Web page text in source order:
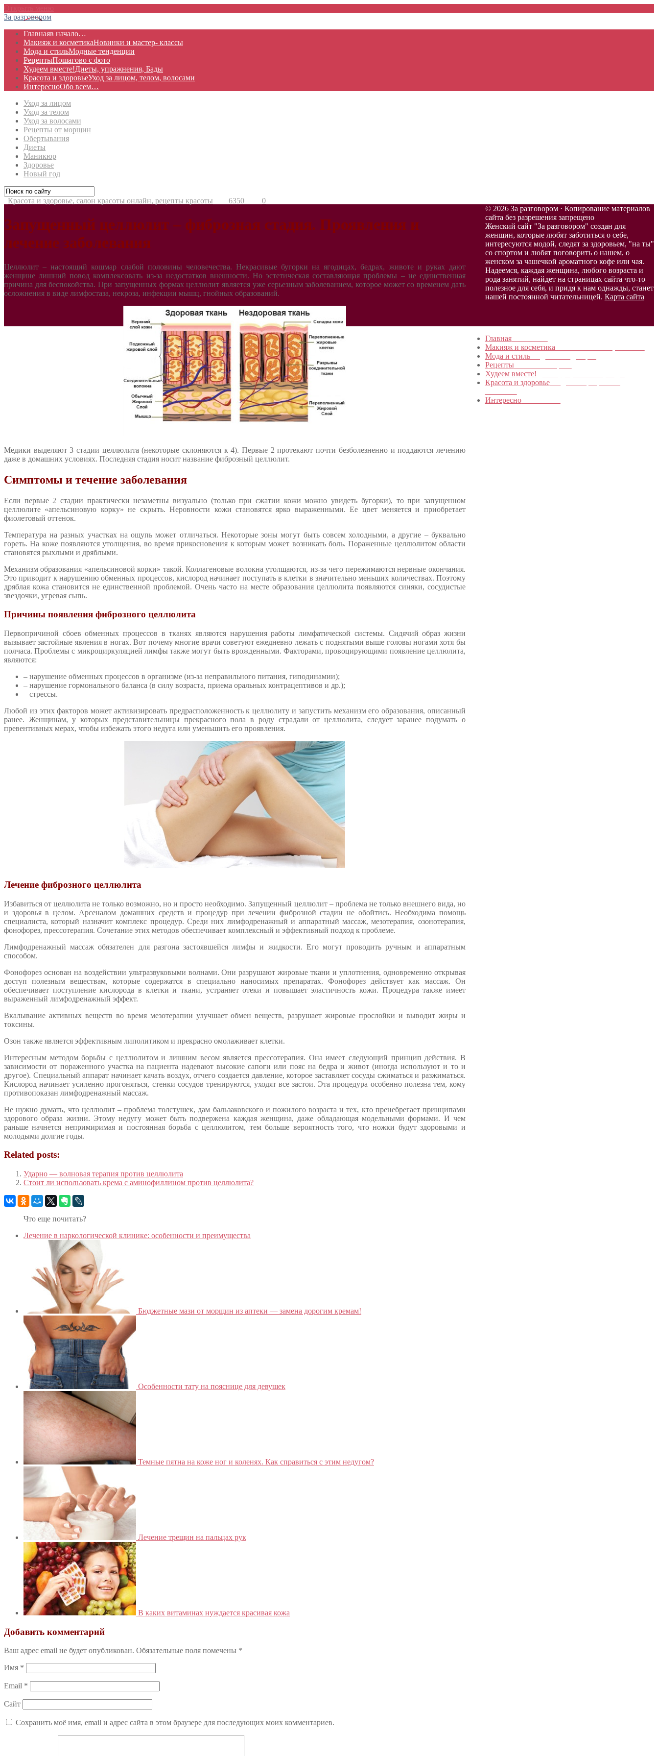
За разговором
Главнаяв начало…
Макияж и косметикаНовинки и мастер- классы
Мода и стильМодные тенденции
РецептыПошагово с фото
Худеем вместе!Диеты, упражнения, Бады
Красота и здоровьеУход за лицом, телом, волосами
ИнтересноОбо всем…
Уход за лицом
Уход за телом
Уход за волосами
Рецепты от морщин
Обертывания
Диеты
Маникюр
Здоровье
Новый год
Красота и здоровье, салон красоты онлайн, рецепты красоты 6350 0
Запущенный целлюлит – фиброзная стадия. Проявления и
лечение заболевания
Целлюлит – настоящий кошмар слабой половины человечества. Некрасивые бугорки на ягодицах, бедрах, животе и руках дают
женщине лишний повод комплексовать из-за недостатков внешности. Но эстетическая составляющая проблемы – не единственная
причина для беспокойства. При запущенных формах целлюлит является уже серьезным заболеванием, которое может со временем дать
осложнения в виде лимфостаза, некроза, инфекции мышц, гнойных образований.
Медики выделяют 3 стадии целлюлита (некоторые склоняются к 4). Первые 2 протекают почти безболезненно и поддаются лечению
даже в домашних условиях. Последняя стадия носит название фиброзный целлюлит.
Симптомы и течение заболевания
Если первые 2 стадии практически незаметны визуально (только при сжатии кожи можно увидеть бугорки), то при запущенном
целлюлите «апельсиновую корку» не скрыть. Неровности кожи становятся ярко выраженными. Ее цвет меняется и приобретает
фиолетовый оттенок.
Температура на разных участках на ощупь может отличаться. Некоторые зоны могут быть совсем холодными, а другие – буквально
гореть. На коже появляются утолщения, во время прикосновения к которым может возникать боль. Пораженные целлюлитом области
становятся рыхлыми и дряблыми.
Механизм образования «апельсиновой корки» такой. Коллагеновые волокна утолщаются, из-за чего пережимаются нервные окончания.
Это приводит к нарушению обменных процессов, кислород начинает поступать в клетки в значительно меньших количествах. Поэтому
дряблая кожа становится не единственной проблемой. Очень часто на месте образования целлюлита появляются синяки, сосудистые
звездочки, угревая сыпь.
Причины появления фиброзного целлюлита
Первопричиной сбоев обменных процессов в тканях являются нарушения работы лимфатической системы. Сидячий образ жизни
вызывает застойные явления в ногах. Вот почему многие врачи советуют ежедневно лежать с поднятыми выше головы ногами хотя бы
полчаса. Проблемы с микроциркуляцией лимфы также могут быть врожденными. Факторами, провоцирующими появление целлюлита,
являются:
– нарушение обменных процессов в организме (из-за неправильного питания, гиподинамии);
– нарушение гормонального баланса (в силу возраста, приема оральных контрацептивов и др.);
– стрессы.
Любой из этих факторов может активизировать предрасположенность к целлюлиту и запустить механизм его образования, описанный
ранее. Женщинам, у которых представительницы прекрасного пола в роду страдали от целлюлита, следует заранее подумать о
превентивных мерах, чтобы избежать этого недуга или уменьшить его проявления.
Лечение фиброзного целлюлита
Избавиться от целлюлита не только возможно, но и просто необходимо. Запущенный целлюлит – проблема не только внешнего вида, но
и здоровья в целом. Арсеналом домашних средств и процедур при лечении фиброзной стадии не обойтись. Необходима помощь
специалиста, который назначит комплекс процедур. Среди них лимфодренажный и аппаратный массаж, мезотерапия, озонотерапия,
фонофорез, прессотерапия. Сочетание этих методов обеспечивает комплексный и эффективный подход к проблеме.
Лимфодренажный массаж обязателен для разгона застоявшейся лимфы и жидкости. Его могут проводить ручным и аппаратным
способом.
Фонофорез основан на воздействии ультразвуковыми волнами. Они разрушают жировые ткани и уплотнения, одновременно открывая
доступ полезным веществам, которые содержатся в специально наносимых препаратах. Фонофорез действует как массаж. Он
обеспечивает поступление кислорода в клетки и ткани, устраняет отеки и повышает эластичность кожи. Процедура также имеет
выраженный лимфодренажный эффект.
Вкалывание активных веществ во время мезотерапии улучшает обмен веществ, разрушает жировые прослойки и выводит жиры и
токсины.
Озон также является эффективным липолитиком и прекрасно омолаживает клетки.
Интересным методом борьбы с целлюлитом и лишним весом является прессотерапия. Она имеет следующий принцип действия. В
зависимости от пораженного участка на пациента надевают высокие сапоги или пояс на бедра и живот (иногда используют и то и
другое). Специальный аппарат начинает качать воздух, отчего создается давление, которое заставляет сосуды сжиматься и разжиматься.
Кислород начинает усиленно прогоняться, стенки сосудов тренируются, уходят все застои. Эта процедура особенно полезна тем, кому
противопоказан лимфодренажный массаж.
Не нужно думать, что целлюлит – проблема толстушек, дам бальзаковского и пожилого возраста и тех, кто пренебрегает принципами
здорового образа жизни. Этому недугу может быть подвержена каждая женщина, даже обладающая модельными формами. И чем
раньше начнется непримиримая и постоянная борьба с целлюлитом, тем больше вероятность того, что ножки будут здоровыми и
молодыми долгие годы.
Related posts:
Ударно — волновая терапия против целлюлита
Стоит ли использовать крема с аминофиллином против целлюлита?
Что еще почитать?
Лечение в наркологической клинике: особенности и преимущества
Бюджетные мази от морщин из аптеки — замена дорогим кремам!
Особенности тату на пояснице для девушек
Темные пятна на коже ног и коленях. Как справиться с этим недугом?
Лечение трещин на пальцах рук
В каких витаминах нуждается красивая кожа
Добавить комментарий
Ваш адрес email не будет опубликован. Обязательные поля помечены *
Имя *
Email *
Сайт
Сохранить моё имя, email и адрес сайта в этом браузере для последующих моих комментариев.
© 2026 За разговором · Копирование материалов
сайта без разрешения запрещено
Женский сайт "За разговором" создан для
женщин, которые любят заботиться о себе,
интересуются модой, следят за здоровьем, "на ты"
со спортом и любят поговорить о нашем, о
женском за чашечкой ароматного кофе или чая.
Надеемся, каждая женщина, любого возраста и
рода занятий, найдет на страницах сайта что-то
полезное для себя, и придя к нам однажды, станет
нашей постоянной читательницей. Карта сайта
Главнаяв начало…
Макияж и косметика
Мода и стильМодные тенденции
РецептыПошагово с фото
Худеем вместе!
Красота и здоровьеУход за лицом, телом,
ИнтересноОбо всем…